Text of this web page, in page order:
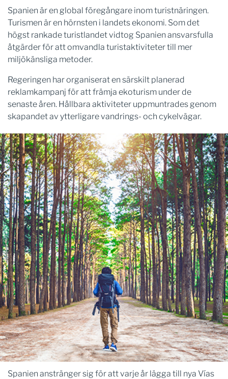
Spanien är en global föregångare inom turistnäringen.
Turismen är en hörnsten i landets ekonomi. Som det
högst rankade turistlandet vidtog Spanien ansvarsfulla
åtgärder för att omvandla turistaktiviteter till mer
miljökänsliga metoder.
Regeringen har organiserat en särskilt planerad
reklamkampanj för att främja ekoturism under de
senaste åren. Hållbara aktiviteter uppmuntrades genom
skapandet av ytterligare vandrings- och cykelvägar.
Spanien anstränger sig för att varje år lägga till nya Vías